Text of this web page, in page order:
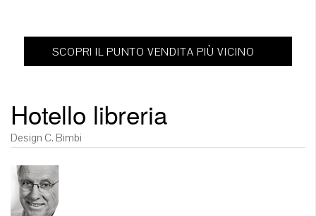
SCOPRI IL PUNTO VENDITA PIÙ VICINO
Hotello libreria
Design C. Bimbi